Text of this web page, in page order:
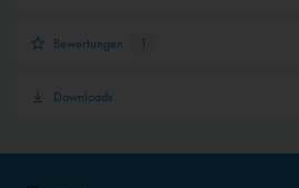
Bewertungen 1
Downloads